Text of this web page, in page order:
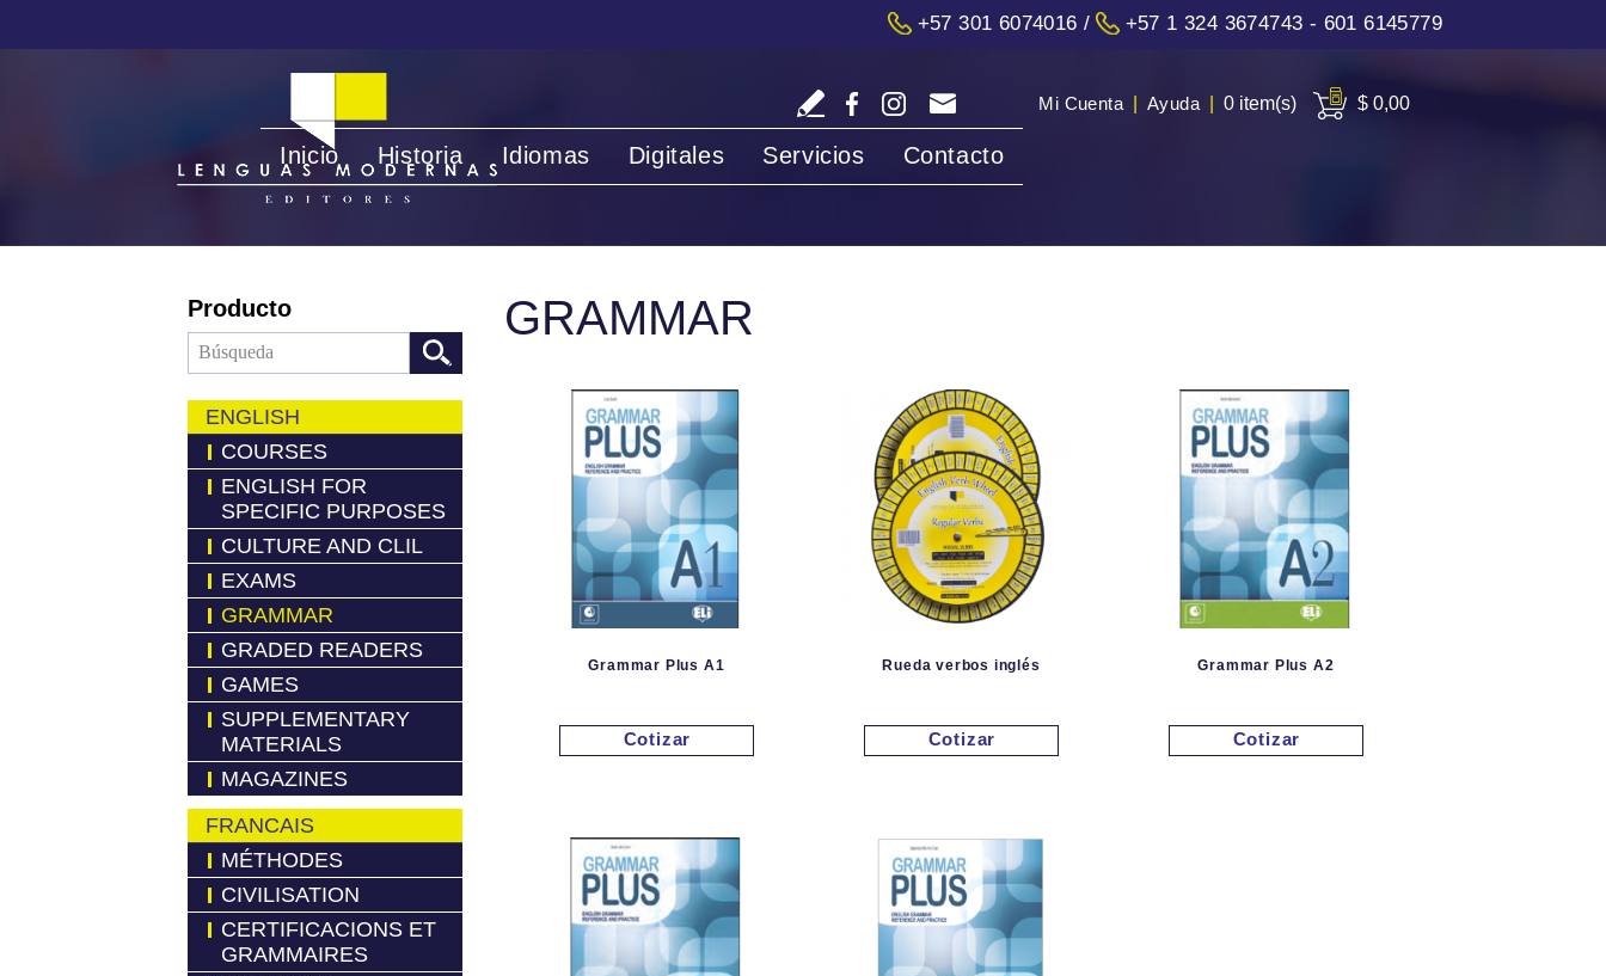
+57 301 6074016 / +57 1 324 3674743 - 601 6145779
Mi Cuenta Ayuda 0 item(s) $ 0,00
Inicio Historia Idiomas Digitales Servicios Contacto
Producto
ENGLISH
COURSES
ENGLISH FOR
SPECIFIC PURPOSES
CULTURE AND CLIL
EXAMS
GRAMMAR
GRADED READERS
GAMES
SUPPLEMENTARY
MATERIALS
MAGAZINES
FRANCAIS
MÉTHODES
CIVILISATION
CERTIFICACIONS ET
GRAMMAIRES
GRAMMAR
Grammar Plus A1
Cotizar
Rueda verbos inglés
Cotizar
Grammar Plus A2
Cotizar